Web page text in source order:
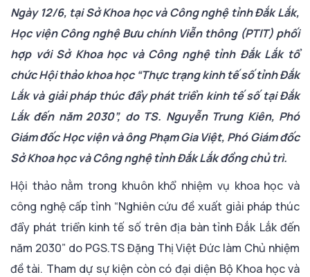
Ngày 12/6, tại Sở Khoa học và Công nghệ tỉnh Đắk Lắk,
Học viện Công nghệ Bưu chính Viễn thông (PTIT) phối
hợp với Sở Khoa học và Công nghệ tỉnh Đắk Lắk tổ
chức Hội thảo khoa học “Thực trạng kinh tế số tỉnh Đắk
Lắk và giải pháp thúc đẩy phát triển kinh tế số tại Đắk
Lắk đến năm 2030”, do TS. Nguyễn Trung Kiên, Phó
Giám đốc Học viện và ông Phạm Gia Việt, Phó Giám đốc
Sở Khoa học và Công nghệ tỉnh Đắk Lắk đồng chủ trì.
Hội thảo nằm trong khuôn khổ nhiệm vụ khoa học và
công nghệ cấp tỉnh “Nghiên cứu đề xuất giải pháp thúc
đẩy phát triển kinh tế số trên địa bàn tỉnh Đắk Lắk đến
năm 2030” do PGS.TS Đặng Thị Việt Đức làm Chủ nhiệm
đề tài. Tham dự sự kiện còn có đại diện Bộ Khoa học và